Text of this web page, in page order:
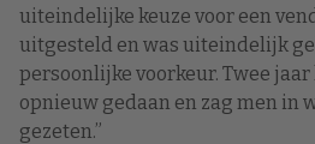
uiteindelijke keuze voor een
uitgesteld en was uiteindelijk
persoonlijke voorkeur. Twee
opnieuw gedaan en zag men in
gezeten.”